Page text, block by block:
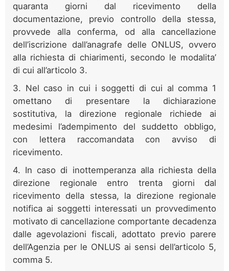
quaranta giorni dal ricevimento della
documentazione, previo controllo della stessa,
provvede alla conferma, od alla cancellazione
dell’iscrizione dall’anagrafe delle ONLUS, ovvero
alla richiesta di chiarimenti, secondo le modalita’
di cui all’articolo 3.
3. Nel caso in cui i soggetti di cui al comma 1
omettano di presentare la dichiarazione
sostitutiva, la direzione regionale richiede ai
medesimi l’adempimento del suddetto obbligo,
con lettera raccomandata con avviso di
ricevimento.
4. In caso di inottemperanza alla richiesta della
direzione regionale entro trenta giorni dal
ricevimento della stessa, la direzione regionale
notifica ai soggetti interessati un provvedimento
motivato di cancellazione comportante decadenza
dalle agevolazioni fiscali, adottato previo parere
dell’Agenzia per le ONLUS ai sensi dell’articolo 5,
comma 5.